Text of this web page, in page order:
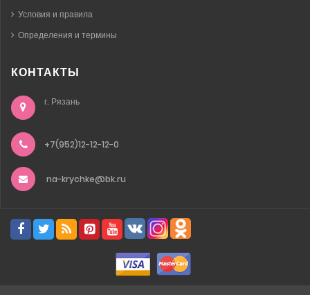
Условия и правила
Определения и термины
КОНТАКТЫ
г. Рязань
+7(952)12-12-12-0
na-krychke@bk.ru